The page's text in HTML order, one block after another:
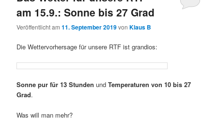
am 15.9.: Sonne bis 27 Grad
Veröffentlicht am11. September 2019vonKlaus B
Die Wettervorhersage für unsere RTF ist grandios:
Sonne pur für 13 Stunden undTemperaturen von 10 bis 27
Grad.
Was will man mehr?